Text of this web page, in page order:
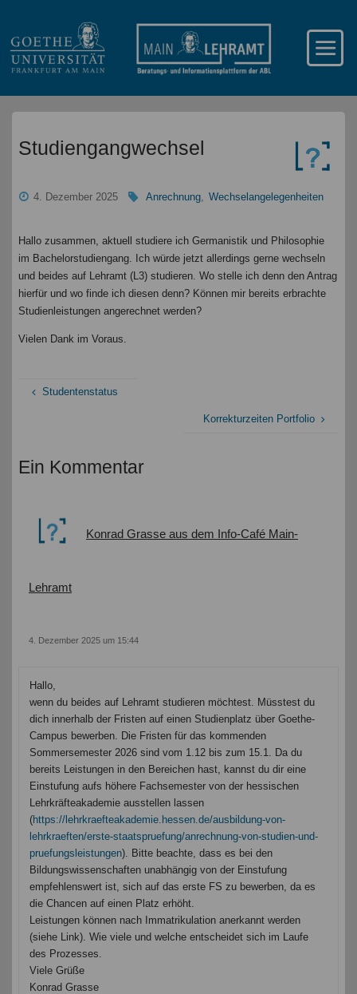
Studiengangwechsel
4. Dezember 2025 Anrechnung, Wechselangelegenheiten
Hallo zusammen, aktuell studiere ich Germanistik und Philosophie
im Bachelorstudiengang. Ich würde jetzt allerdings gerne wechseln
und beides auf Lehramt (L3) studieren. Wo stelle ich denn den Antrag
hierfür und wo finde ich diesen denn? Können mir bereits erbrachte
Studienleistungen angerechnet werden?
Vielen Dank im Voraus.
Studentenstatus
Korrekturzeiten Portfolio
Ein Kommentar
Konrad Grasse aus dem Info-Café Main-
Lehramt
4. Dezember 2025 um 15:44
Hallo,
wenn du beides auf Lehramt studieren möchtest. Müsstest du
dich innerhalb der Fristen auf einen Studienplatz über Goethe-
Campus bewerben. Die Fristen für das kommenden
Sommersemester 2026 sind vom 1.12 bis zum 15.1. Da du
bereits Leistungen in den Bereichen hast, kannst du dir eine
Einstufung aufs höhere Fachsemester von der hessischen
Lehrkräfteakademie ausstellen lassen
(https://lehrkraefteakademie.hessen.de/ausbildung-von-
lehrkraeften/erste-staatspruefung/anrechnung-von-studien-und-
pruefungsleistungen). Bitte beachte, dass es bei den
Bildungswissenschaften unabhängig von der Einstufung
empfehlenswert ist, sich auf das erste FS zu bewerben, da es
die Chancen auf einen Platz erhöht.
Leistungen können nach Immatrikulation anerkannt werden
(siehe Link). Wie viele und welche entscheidet sich im Laufe
des Prozesses.
Viele Grüße
Konrad Grasse